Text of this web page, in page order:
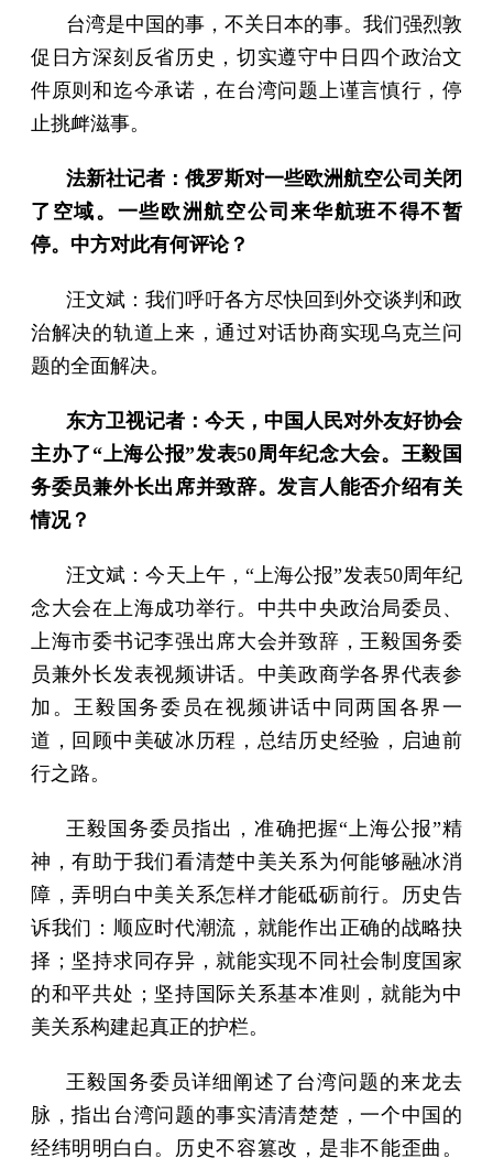
台湾是中国的事，不关日本的事。我们强烈敦
促日方深刻反省历史，切实遵守中日四个政治文
件原则和迄今承诺，在台湾问题上谨言慎行，停
止挑衅滋事。
法新社记者：俄罗斯对一些欧洲航空公司关闭
了空域。一些欧洲航空公司来华航班不得不暂
停。中方对此有何评论？
汪文斌：我们呼吁各方尽快回到外交谈判和政
治解决的轨道上来，通过对话协商实现乌克兰问
题的全面解决。
东方卫视记者：今天，中国人民对外友好协会
主办了“上海公报”发表50周年纪念大会。王毅国
务委员兼外长出席并致辞。发言人能否介绍有关
情况？
汪文斌：今天上午，“上海公报”发表50周年纪
念大会在上海成功举行。中共中央政治局委员、
上海市委书记李强出席大会并致辞，王毅国务委
员兼外长发表视频讲话。中美政商学各界代表参
加。王毅国务委员在视频讲话中同两国各界一
道，回顾中美破冰历程，总结历史经验，启迪前
行之路。
王毅国务委员指出，准确把握“上海公报”精
神，有助于我们看清楚中美关系为何能够融冰消
障，弄明白中美关系怎样才能砥砺前行。历史告
诉我们：顺应时代潮流，就能作出正确的战略抉
择；坚持求同存异，就能实现不同社会制度国家
的和平共处；坚持国际关系基本准则，就能为中
美关系构建起真正的护栏。
王毅国务委员详细阐述了台湾问题的来龙去
脉，指出台湾问题的事实清清楚楚，一个中国的
经纬明明白白。历史不容篡改，是非不能歪曲。